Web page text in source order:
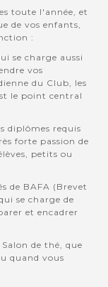
toute l'année, et
de vos enfants,
:
se charge aussi
vos
du Club, les
le point central
diplômes requis
forte passion de
petits ou
de BAFA (Brevet
se charge de
et encadrer
de thé, que
quand vous